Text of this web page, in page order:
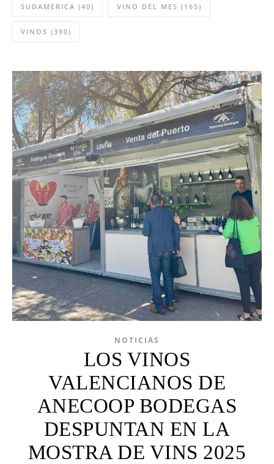
SUDAMERICA (40) VINO DEL MES (165)
VINOS (390)
NOTICIAS
LOS VINOS
VALENCIANOS DE
ANECOOP BODEGAS
DESPUNTAN EN LA
MOSTRA DE VINS 2025